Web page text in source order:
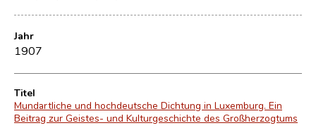
Jahr
1907
Titel
Mundartliche und hochdeutsche Dichtung in Luxemburg. Ein
Beitrag zur Geistes- und Kulturgeschichte des Großherzogtums